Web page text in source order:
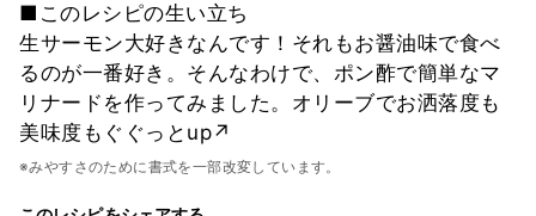
■このレシピの生い立ち
生サーモン大好きなんです！それもお醤油味で食べ
るのが一番好き。そんなわけで、ポン酢で簡単なマ
リナードを作ってみました。オリーブでお洒落度も
美味度もぐぐっとup↗
※みやすさのために書式を一部改変しています。